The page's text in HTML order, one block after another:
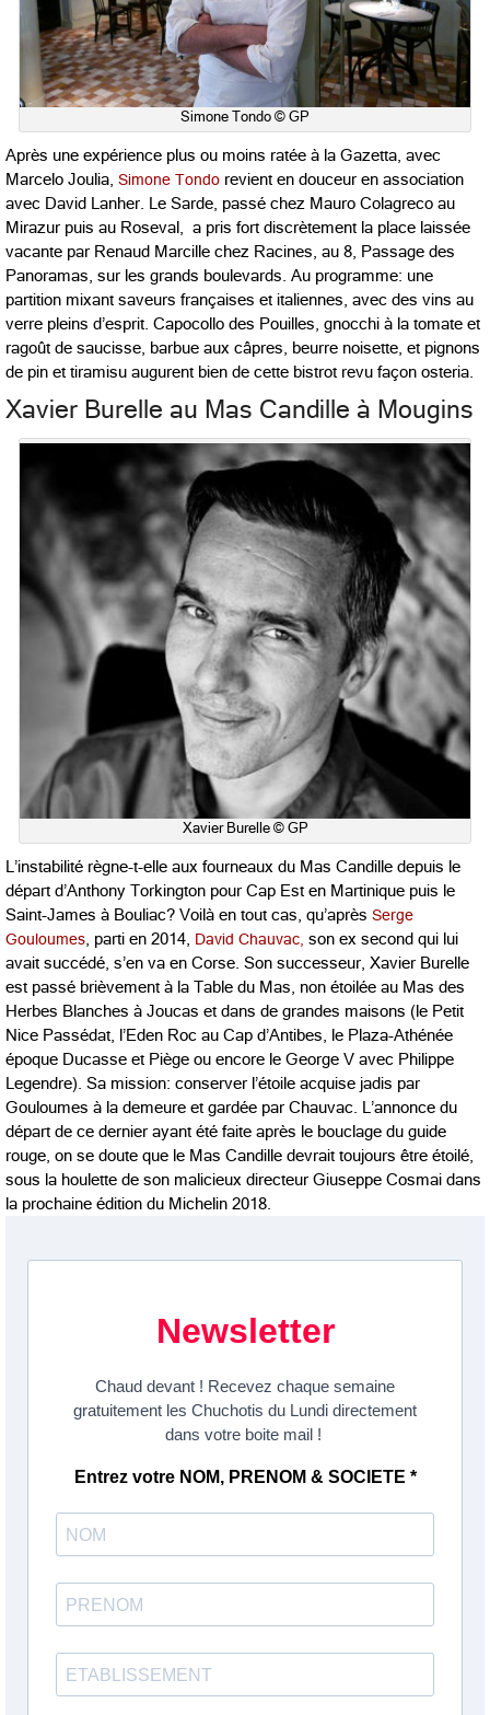
Simone Tondo © GP
Après une expérience plus ou moins ratée à la Gazetta, avec
Marcelo Joulia, Simone Tondo revient en douceur en association
avec David Lanher. Le Sarde, passé chez Mauro Colagreco au
Mirazur puis au Roseval, a pris fort discrètement la place laissée
vacante par Renaud Marcille chez Racines, au 8, Passage des
Panoramas, sur les grands boulevards. Au programme: une
partition mixant saveurs françaises et italiennes, avec des vins au
verre pleins d’esprit. Capocollo des Pouilles, gnocchi à la tomate et
ragoût de saucisse, barbue aux câpres, beurre noisette, et pignons
de pin et tiramisu augurent bien de cette bistrot revu façon osteria.
Xavier Burelle au Mas Candille à Mougins
Xavier Burelle © GP
L’instabilité règne-t-elle aux fourneaux du Mas Candille depuis le
départ d’Anthony Torkington pour Cap Est en Martinique puis le
Saint-James à Bouliac? Voilà en tout cas, qu’après Serge
Gouloumes , parti en 2014, David Chauvac, son ex second qui lui
avait succédé, s’en va en Corse. Son successeur, Xavier Burelle
est passé brièvement à la Table du Mas, non étoilée au Mas des
Herbes Blanches à Joucas et dans de grandes maisons (le Petit
Nice Passédat, l’Eden Roc au Cap d’Antibes, le Plaza-Athénée
époque Ducasse et Piège ou encore le George V avec Philippe
Legendre). Sa mission: conserver l’étoile acquise jadis par
Gouloumes à la demeure et gardée par Chauvac. L’annonce du
départ de ce dernier ayant été faite après le bouclage du guide
rouge, on se doute que le Mas Candille devrait toujours être étoilé,
sous la houlette de son malicieux directeur Giuseppe Cosmai dans
la prochaine édition du Michelin 2018.